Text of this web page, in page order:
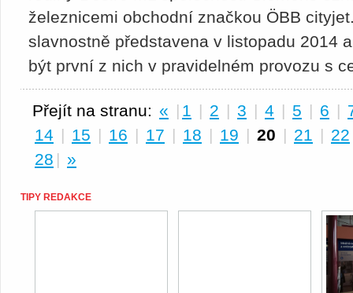
železnicemi obchodní značkou ÖBB
slavnostně představena v listopadu 2014
být první z nich v pravidelném provozu s
Přejít na stranu: « | 1 | 2 | 3 | 4 | 5 | 6 |
14 | 15 | 16 | 17 | 18 | 19 | 20 | 21 | 22
28 | »
TIPY REDAKCE